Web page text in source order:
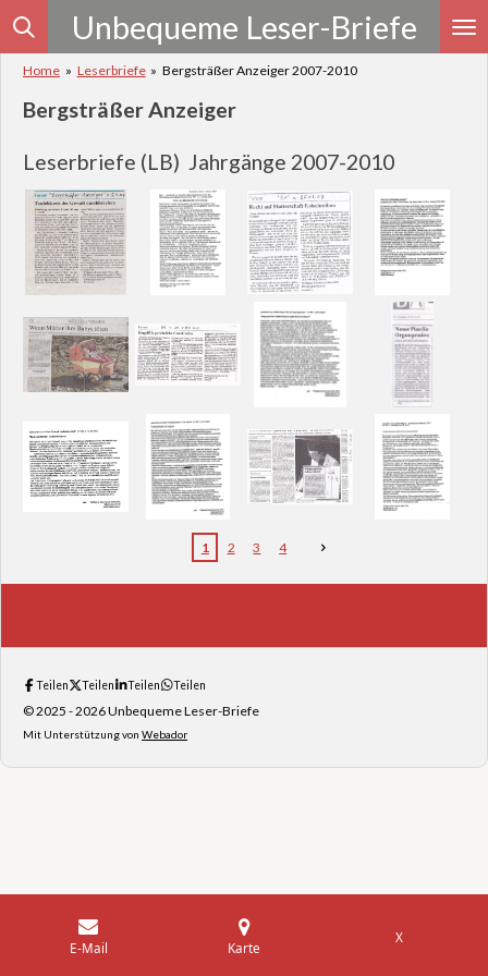
Zum
Hauptinhalt
springen
Unbequeme Leser-Briefe
Home » Leserbriefe » Bergsträßer Anzeiger 2007-2010
Bergsträßer Anzeiger
Leserbriefe (LB) Jahrgänge 2007-2010
1 2 3 4
Teilen Teilen Teilen Teilen
© 2025 - 2026 Unbequeme Leser-Briefe
Mit Unterstützung von Webador
E-Mail Karte
X